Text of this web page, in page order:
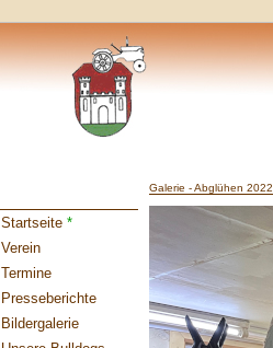
Startseite *
Verein
Termine
Presseberichte
Bildergalerie
Galerie - Abglühen 2022